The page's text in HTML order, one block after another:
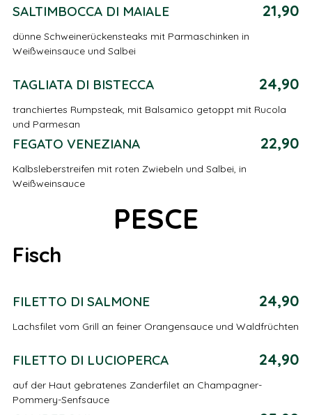
SALTIMBOCCA DI MAIALE 21,90
dünne Schweinerückensteaks mit Parmaschinken in
Weißweinsauce und Salbei
TAGLIATA DI BISTECCA 24,90
tranchiertes Rumpsteak, mit Balsamico getoppt mit Rucola
und Parmesan
FEGATO VENEZIANA 22,90
Kalbsleberstreifen mit roten Zwiebeln und Salbei, in
Weißweinsauce
PESCE
Fisch
FILETTO DI SALMONE 24,90
Lachsfilet vom Grill an feiner Orangensauce und Waldfrüchten
FILETTO DI LUCIOPERCA 24,90
auf der Haut gebratenes Zanderfilet an Champagner-
Pommery-Senfsauce